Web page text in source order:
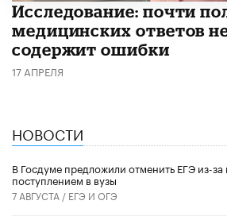
Исследование: почти
медицинских ответов
содержит ошибки
17 АПРЕЛЯ
НОВОСТИ
В Госдуме предложили отменить ЕГЭ из-
поступлением в вузы
7 АВГУСТА / ЕГЭ И ОГЭ